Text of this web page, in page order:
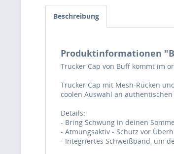
Beschreibung
Produktinformationen
Trucker Cap von Buff kommt im
Trucker Cap mit Mesh-Rücken
coolen Auswahl an
Details:
- Bring Schwung in deinen
- Atmungsaktiv - Schutz vor
- Integriertes Schweißband, um